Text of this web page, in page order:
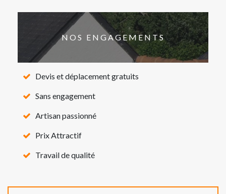
NOS ENGAGEMENTS
Devis et déplacement gratuits
Sans engagement
Artisan passionné
Prix Attractif
Travail de qualité